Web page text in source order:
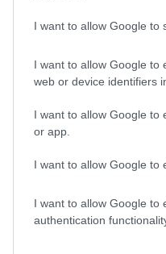
I want to allow Google to
I want to allow Google to
web or device identifiers
I want to allow Google to
or app.
I want to allow Google to
I want to allow Google to
authentication